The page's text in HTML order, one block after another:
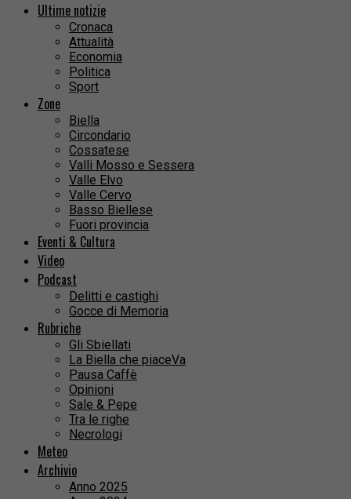
Ultime notizie
Cronaca
Attualità
Economia
Politica
Sport
Zone
Biella
Circondario
Cossatese
Valli Mosso e Sessera
Valle Elvo
Valle Cervo
Basso Biellese
Fuori provincia
Eventi & Cultura
Video
Podcast
Delitti e castighi
Gocce di Memoria
Rubriche
Gli Sbiellati
La Biella che piaceVa
Pausa Caffè
Opinioni
Sale & Pepe
Tra le righe
Necrologi
Meteo
Archivio
Anno 2025